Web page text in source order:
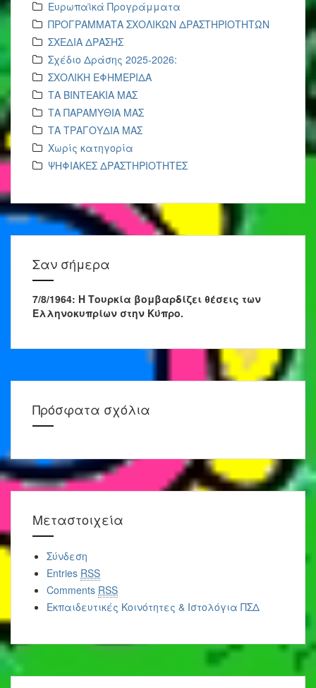
Ευρωπαϊκά Προγράμματα
ΠΡΟΓΡΑΜΜΑΤΑ ΣΧΟΛΙΚΩΝ ΔΡΑΣΤΗΡΙΟΤΗΤΩΝ
ΣΧΕΔΙΑ ΔΡΑΣΗΣ
Σχέδιο Δράσης 2025-2026:
ΣΧΟΛΙΚΗ ΕΦΗΜΕΡΙΔΑ
ΤΑ ΒΙΝΤΕΑΚΙΑ ΜΑΣ
ΤΑ ΠΑΡΑΜΥΘΙΑ ΜΑΣ
ΤΑ ΤΡΑΓΟΥΔΙΑ ΜΑΣ
Χωρίς κατηγορία
ΨΗΦΙΑΚΕΣ ΔΡΑΣΤΗΡΙΟΤΗΤΕΣ
Σαν σήμερα
7/8/1964: Η Τουρκία βομβαρδίζει θέσεις των
Ελληνοκυπρίων στην Κύπρο.
Πρόσφατα σχόλια
Μεταστοιχεία
Σύνδεση
Entries RSS
Comments RSS
Εκπαιδευτικές Κοινότητες & Ιστολόγια ΠΣΔ